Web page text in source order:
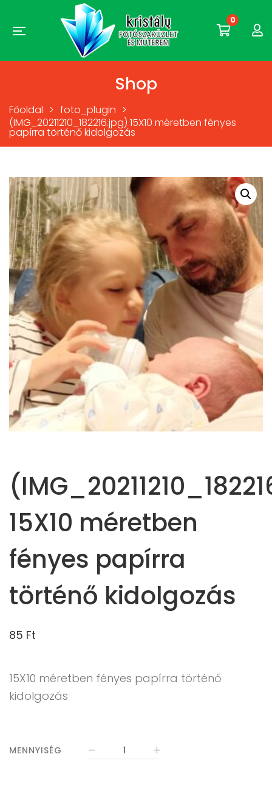
0
Shop
Főoldal > foto_plugin >
(IMG_20211210_182216.jpg) 15X10 méretben fényes
papírra történő kidolgozás
15X10 méretben
fényes papírra
történő kidolgozás
85 Ft
15X10 méretben fényes papírra történő
kidolgozás
MENNYISÉG